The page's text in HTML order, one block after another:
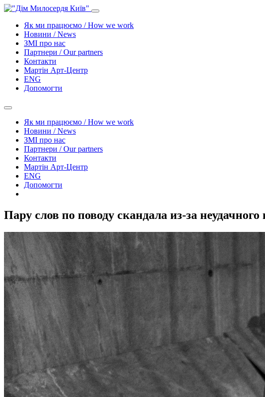
Як ми працюємо / How we work
Новини / News
ЗМІ про нас
Партнери / Our partners
Контакти
Mартін Арт-Центр
ENG
Допомогти
Як ми працюємо / How we work
Новини / News
ЗМІ про нас
Партнери / Our partners
Контакти
Mартін Арт-Центр
ENG
Допомогти
Пару слов по поводу скандала из-за